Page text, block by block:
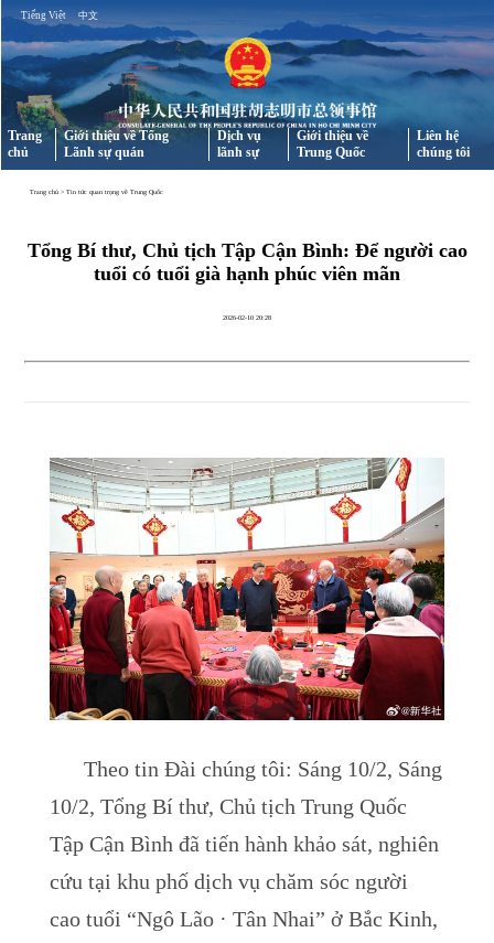
Tiếng Việt 中文
Trang
chủ
Giới thiệu về Tổng
Lãnh sự quán
Dịch vụ
lãnh sự
Giới thiệu về
Trung Quốc
Liên hệ
chúng tôi
Trang chủ >Tin tức quan trọng về Trung Quốc
Tổng Bí thư, Chủ tịch Tập Cận Bình: Để người cao
tuổi có tuổi già hạnh phúc viên mãn
2026-02-10 20:28
Theo tin Đài chúng tôi: Sáng 10/2, Sáng
10/2, Tổng Bí thư, Chủ tịch Trung Quốc
Tập Cận Bình đã tiến hành khảo sát, nghiên
cứu tại khu phố dịch vụ chăm sóc người
cao tuổi “Ngô Lão · Tân Nhai” ở Bắc Kinh,